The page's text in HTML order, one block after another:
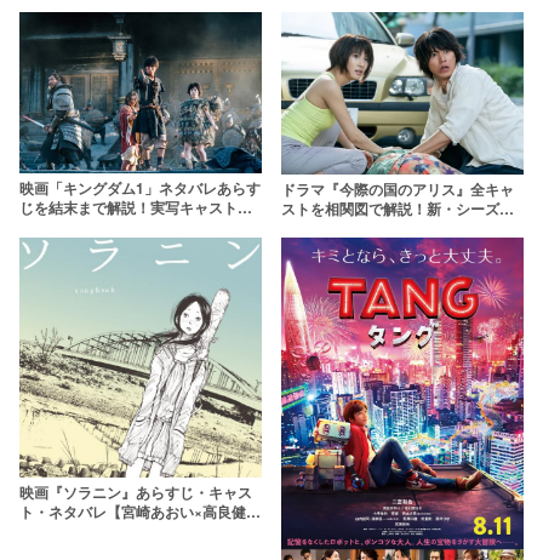
映画「キングダム1」ネタバレあらす
じを結末まで解説！実写キャストが
ドラマ『今際の国のアリス』全キャ
ストを相関図で解説！新・シーズン3
映画『ソラニン』あらすじ・キャス
ト・ネタバレ【宮崎あおい×高良健